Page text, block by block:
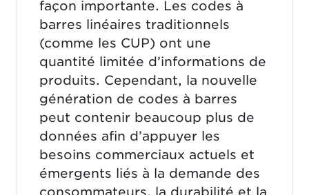
façon importante. Les codes à
barres linéaires traditionnels
(comme les CUP) ont une
quantité limitée d’informations de
produits. Cependant, la nouvelle
génération de codes à barres
peut contenir beaucoup plus de
données afin d’appuyer les
besoins commerciaux actuels et
émergents liés à la demande des
consommateurs, la durabilité et la